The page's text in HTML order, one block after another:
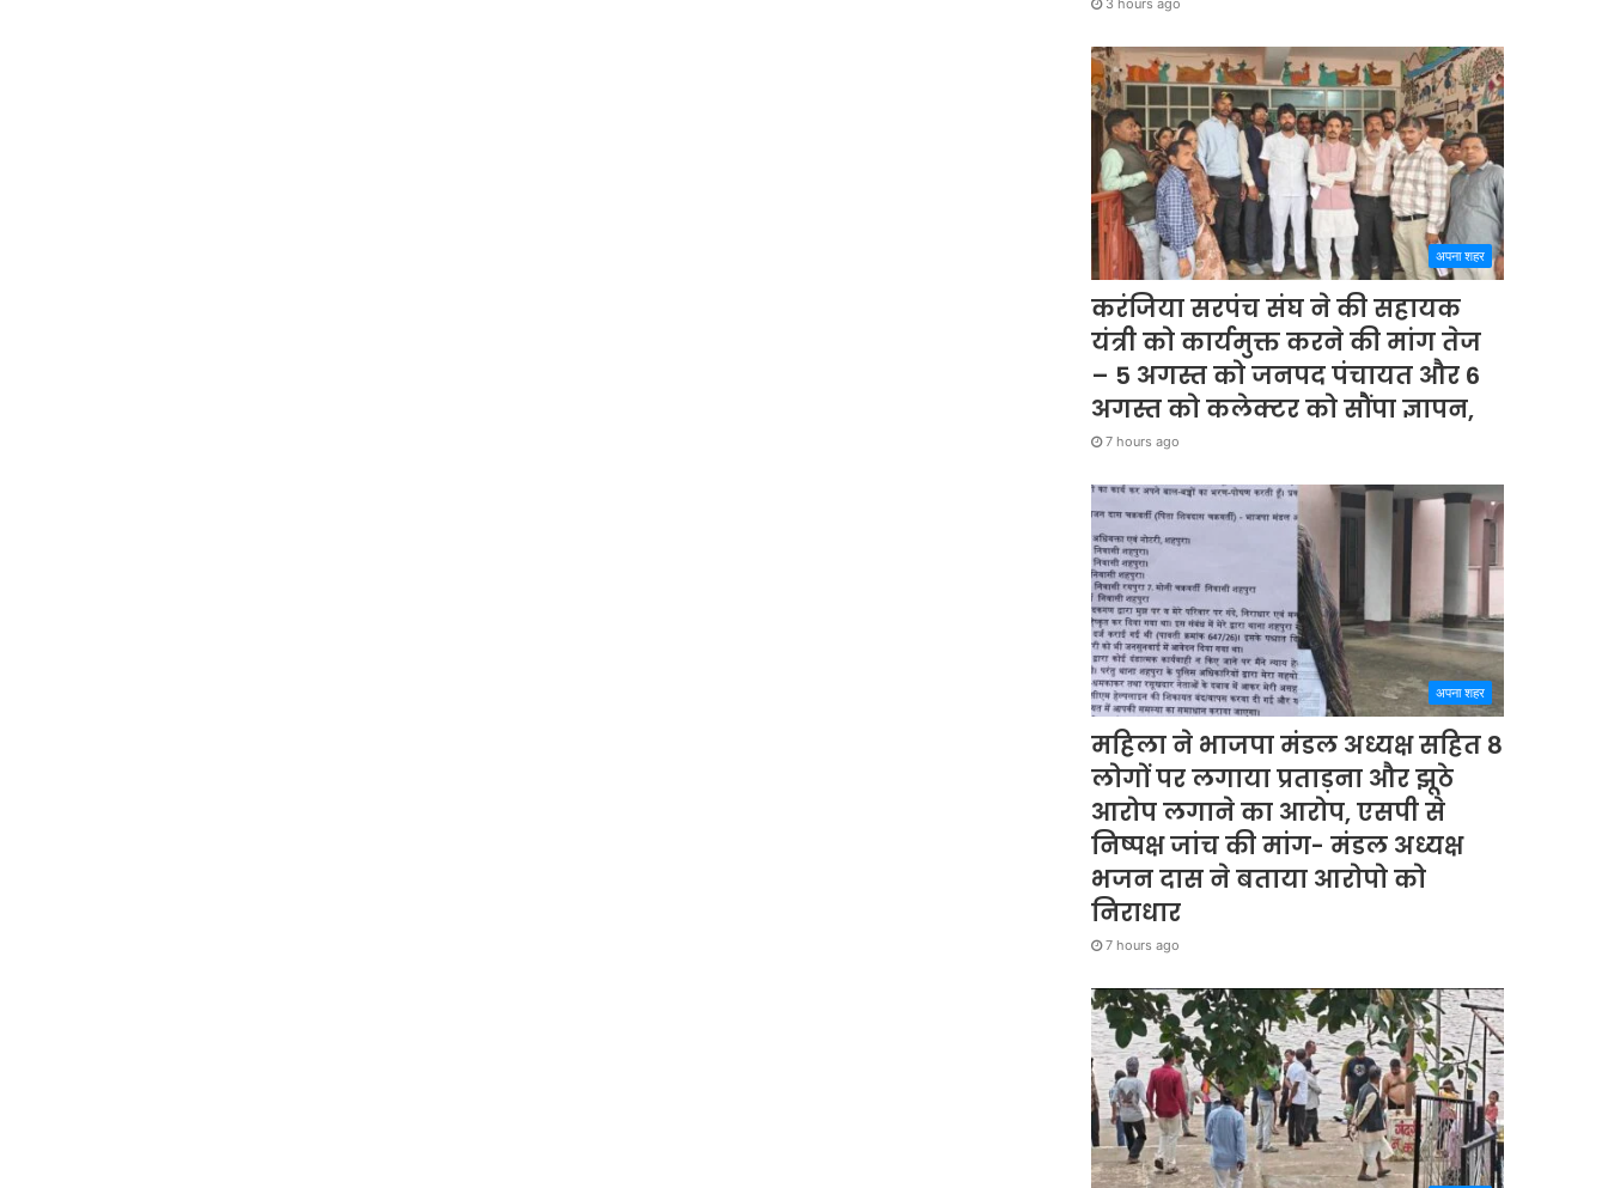
3 hours ago
अपना शहर
करंजिया सरपंच संघ ने की सहायक
यंत्री को कार्यमुक्त करने की मांग तेज
– 5 अगस्त को जनपद पंचायत और 6
अगस्त को कलेक्टर को सौंपा ज्ञापन,
7 hours ago
अपना शहर
महिला ने भाजपा मंडल अध्यक्ष सहित 8
लोगों पर लगाया प्रताड़ना और झूठे
आरोप लगाने का आरोप, एसपी से
निष्पक्ष जांच की मांग- मंडल अध्यक्ष
भजन दास ने बताया आरोपो को
निराधार
7 hours ago